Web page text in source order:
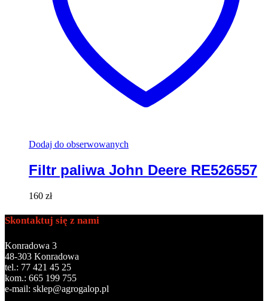
Dodaj do obserwowanych
Filtr paliwa John Deere RE526557
160 zł
Skontaktuj się z nami
Konradowa 3
48-303 Konradowa
tel.: 77 421 45 25
kom.: 665 199 755
e-mail: sklep@agrogalop.pl